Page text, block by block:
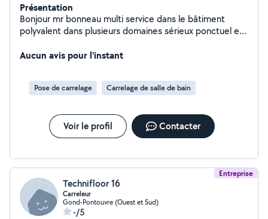
Présentation
Bonjour mr bonneau multi service dans le bâtiment
polyvalent dans plusieurs domaines sérieux ponctuel et
Aucun avis pour l'instant
Pose de carrelage Carrelage de salle de bain
Voir le profil Contacter
Entreprise
Technifloor 16
Carreleur
Gond-Pontouvre (Ouest et Sud)
-/5